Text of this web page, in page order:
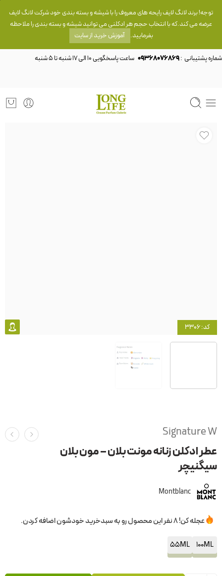
توجه! برند لانگ لایف رایحه های معروف را با شیشه و بسته بندی خود شرکت لانگ لایف
عرضه می کند.که با انتخاب حجم هر ادکلنی می توانید شیشه و بسته بندی را ملاحظه
بفرمایید. آموزش خرید از سایت
شماره پشتیبانی :09368076869
کد: 3306
Signature W
عطر ادکلن زنانه مونت بلان – مون بلان
سیگنیچر
Montblanc
عجله کن! 8 نفر این محصول رو به سبدخرید خودشون اضافه کردن.
100ML
55ML